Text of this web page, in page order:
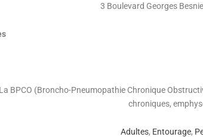
3 Boulevard Georges
La BPCO (Broncho-Pneumopathie Chronique
chroniques,
Adultes, Entourage,